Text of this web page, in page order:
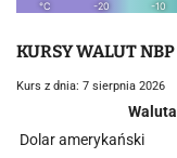
KURSY WALUT NBP
Kurs z dnia: 7 sierpnia 2026
Waluta
Dolar amerykański